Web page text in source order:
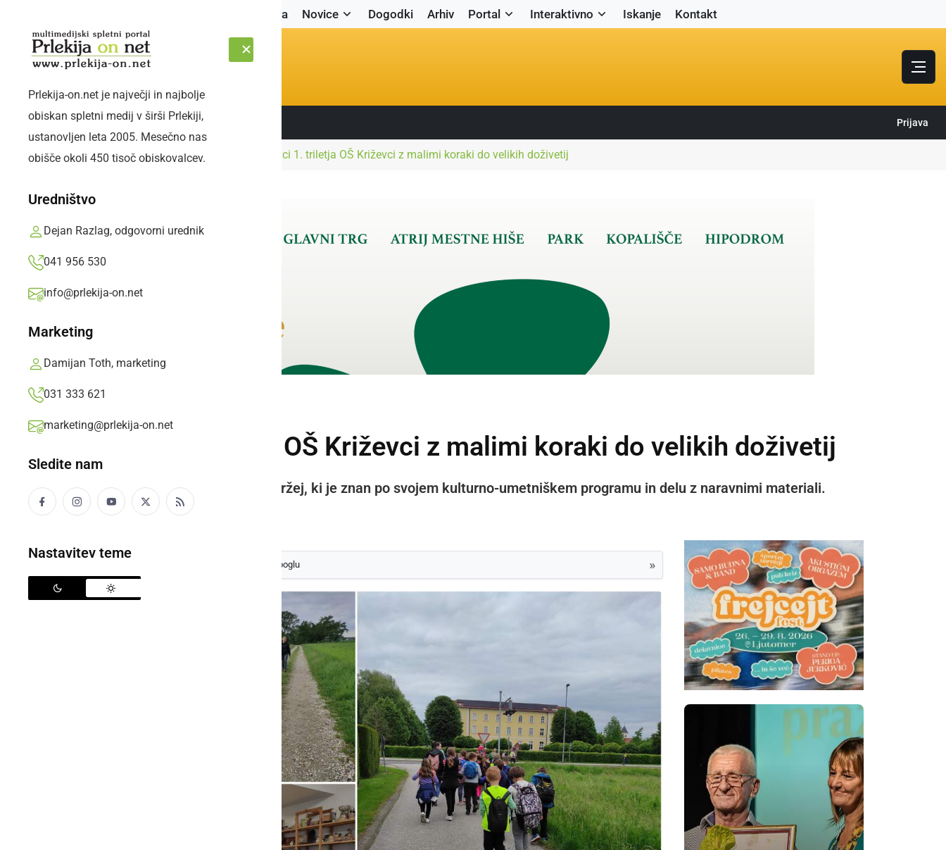
Naslovnica Novice Dogodki Arhiv Portal Interaktivno Iskanje Kontakt
PETEK, 7. AVGUST 2026 Sledite nam: Prijava
Prlekija-on.net je največji in najbolje
obiskan spletni medij v širši Prlekiji,
ustanovljen leta 2005. Mesečno nas
obišče okoli 450 tisoč obiskovalcev.
Uredništvo
Dejan Razlag, odgovorni urednik
041 956 530
info@prlekija-on.net
Marketing
Damijan Toth, marketing
031 333 621
marketing@prlekija-on.net
Sledite nam
Nastavitev teme
Naslovnica Kultura in izobraževanje Učenci 1. triletja OŠ Križevci z malimi koraki do velikih doživetij
Učenci 1. triletja OŠ Križevci z malimi koraki do velikih doživetij
Cilj pohoda je bil DUO center Veržej, ki je znan po svojem kulturno-umetniškem programu in delu z naravnimi materiali.
Prlekija-on.net,četrtek, 8. maj 2025 ob 13:42
kot svoj prednostni vir na Googlu »